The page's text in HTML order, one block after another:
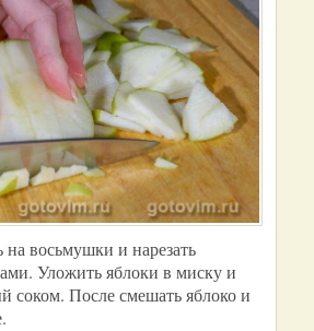
на восьмушки и нарезать
Уложить яблоки в миску и
соком. После смешать яблоко и